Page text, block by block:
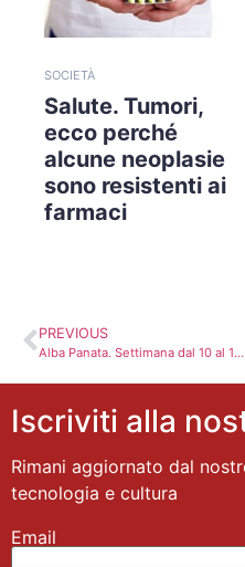
SOCIETÀ
Salute. Tumori,
ecco perché
alcune neoplasie
sono resistenti ai
farmaci
PREVIOUS
Alba Panata. Settimana dal 10 al 16 dicembre
Iscriviti alla
Rimani aggiornato dal
tecnologia e cultura
Email